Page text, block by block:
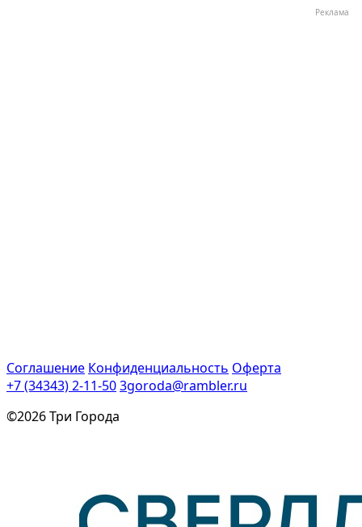
Реклама
Соглашение Конфиденциальность Оферта
+7 (34343) 2-11-503goroda@rambler.ru
©2026 Три Города